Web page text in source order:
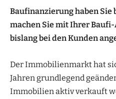
Baufinanzierung haben Sie
machen Sie mit Ihrer
bislang bei den Kunden
Der Immobilienmarkt hat
Jahren grundlegend
Immobilien aktiv verkauft